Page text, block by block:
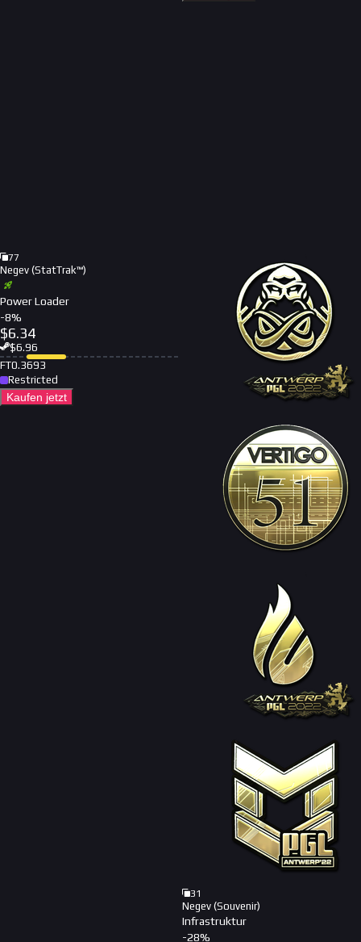
77
Negev (StatTrak™)
Power Loader
-8%
$6.34
$6.96
FT0.3693
Restricted
Kaufen jetzt
31
Negev (Souvenir)
Infrastruktur
-28%